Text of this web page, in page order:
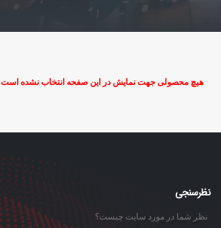
هیچ محصولی جهت نمایش در این صفحه انتخاب نشده است
نظرسنجی
نظر شما در مورد سایت چیست؟